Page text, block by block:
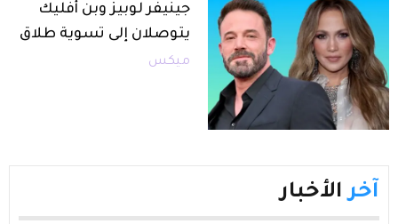
جينيفر لوبيز وبن أفليك
يتوصلان إلى تسوية طلاق
ميكس
آخر الأخبار